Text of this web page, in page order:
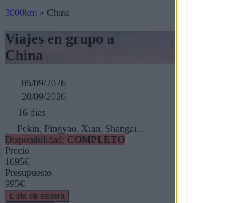
3000km » China
Viajes en grupo a
China
05/09/2026
20/09/2026
16 dias
Pekin, Pingyao, Xian, Shangai...
Disponibilidad: COMPLETO
Precio
1695€
Presupuesto
995€
Lista de espera